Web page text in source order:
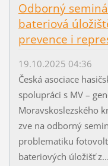
Odborný
bateriová
prevence i
19.10.2025 04:36
Česká asociace
spolupráci s MV –
Moravskoslezského
zve na odborný
problematiku
bateriových úložišť z...